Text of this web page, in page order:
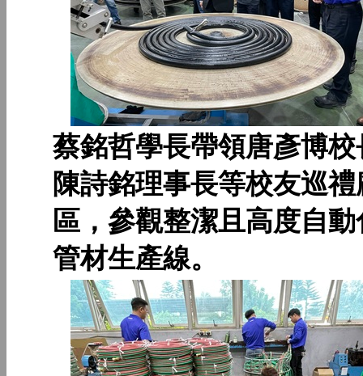
蔡銘哲學長帶領唐彥博校
陳詩銘理事長等校友巡禮
區，參觀整潔且高度自動
管材生產線。